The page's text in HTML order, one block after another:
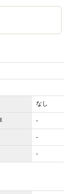
なし
-
-
-